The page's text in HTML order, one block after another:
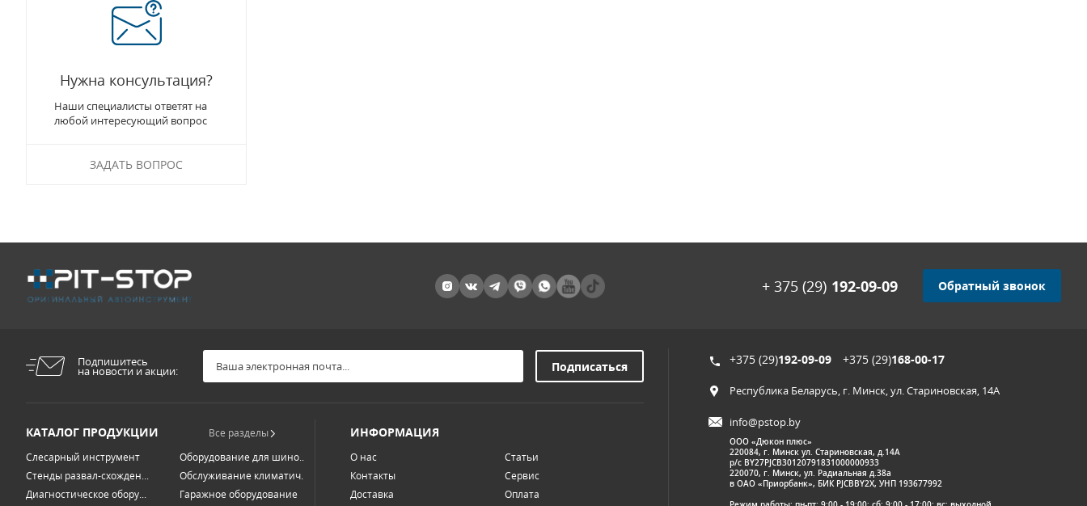
Нужна консультация?
Наши специалисты ответят на
любой интересующий вопрос
ЗАДАТЬ ВОПРОС
+ 375 (29) 192-09-09 Обратный звонок
Подпишитесь
на новости и акции:
КАТАЛОГ ПРОДУКЦИИ
Все разделы
Слесарный инструмент
Оборудование для шино...
Стенды развал-схожден...
Обслуживание климатич...
Диагностическое обору...
Гаражное оборудование
ИНФОРМАЦИЯ
О нас
Статьи
Контакты
Сервис
Доставка
Оплата
+375 (29)192-09-09 +375 (29)168-00-17
Республика Беларусь, г. Минск, ул. Стариновская, 14А
info@pstop.by
ООО «Дюкон плюс»
220084, г. Минск ул. Стариновская, д.14А
р/с BY27PJCB30120791831000000933
220070, г. Минск, ул. Радиальная д.38а
в ОАО «Приорбанк», БИК PJCBBY2X, УНП 193677992